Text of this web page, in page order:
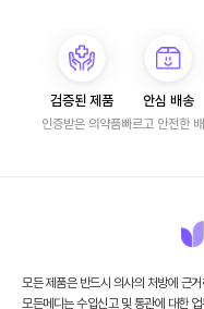
검증된 제품
인증받은 의약품
안심 배송
빠르고 안전한
모든 제품은 반드시 의사의 처방에 근
모든메디는 수입신고 및 통관에 대한